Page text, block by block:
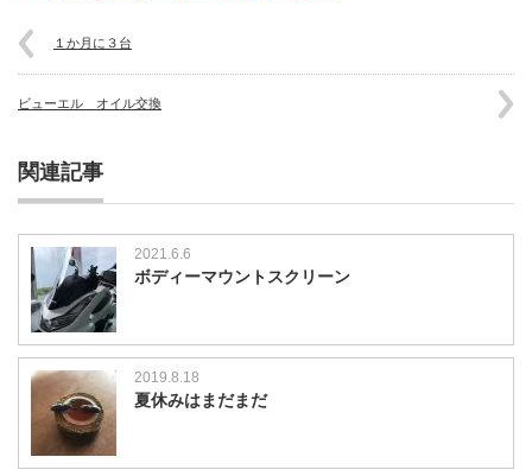
１か月に３台
ビューエル オイル交換
関連記事
2021.6.6
ボディーマウントスクリーン
2019.8.18
夏休みはまだまだ